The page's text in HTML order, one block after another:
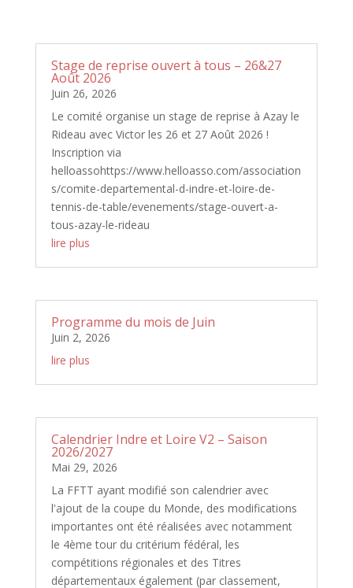
Stage de reprise ouvert à tous – 26&27
Août 2026
Juin 26, 2026
Le comité organise un stage de reprise à Azay le
Rideau avec Victor les 26 et 27 Août 2026 !
Inscription via
helloassohttps://www.helloasso.com/association
s/comite-departemental-d-indre-et-loire-de-
tennis-de-table/evenements/stage-ouvert-a-
tous-azay-le-rideau
lire plus
Programme du mois de Juin
Juin 2, 2026
lire plus
Calendrier Indre et Loire V2 – Saison
2026/2027
Mai 29, 2026
La FFTT ayant modifié son calendrier avec
l'ajout de la coupe du Monde, des modifications
importantes ont été réalisées avec notamment
le 4ème tour du critérium fédéral, les
compétitions régionales et des Titres
départementaux également (par classement,